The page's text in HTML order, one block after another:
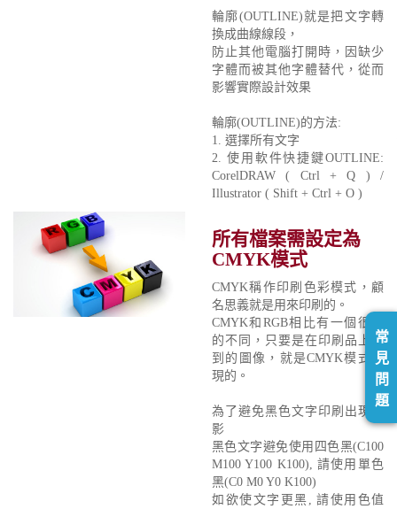
輪廓(OUTLINE)就是把文字轉
換成曲線線段，
防止其他電腦打開時，因缺少
字體而被其他字體替代，從而
影響實際設計效果
輪廓(OUTLINE)的方法:
1. 選擇所有文字
2. 使用軟件快捷鍵OUTLINE:
CorelDRAW ( Ctrl + Q ) /
Illustrator ( Shift + Ctrl + O )
所有檔案需設定為
CMYK模式
CMYK稱作印刷色彩模式，顧
名思義就是用來印刷的。
CMYK和RGB相比有一個很大
的不同，只要是在印刷品上看
到的圖像，就是CMYK模式表
現的。
為了避免黑色文字印刷出現重
影
黑色文字避免使用四色黑(C100
M100 Y100 K100), 請使用單色
黑(C0 M0 Y0 K100)
如欲使文字更黑, 請使用色值
常
見
問
題